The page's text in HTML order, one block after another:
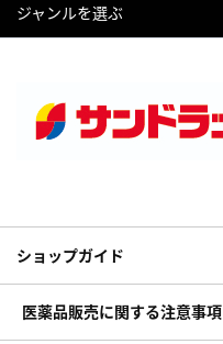
ジャンルを選ぶ
ショップガイド
医薬品販売に関する注意事項